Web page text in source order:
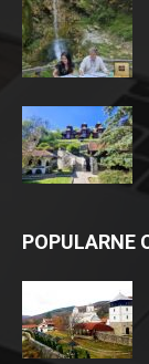
POPULARNE